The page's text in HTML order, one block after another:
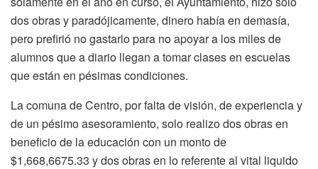
dos obras y paradójicamente, dinero había en demasía,
pero prefirió no gastarlo para no apoyar a los miles de
alumnos que a diario llegan a tomar clases en escuelas
que están en pésimas condiciones.
La comuna de Centro, por falta de visión, de experiencia y
de un pésimo asesoramiento, solo realizo dos obras en
beneficio de la educación con un monto de
$1,668,6675.33 y dos obras en lo referente al vital liquido